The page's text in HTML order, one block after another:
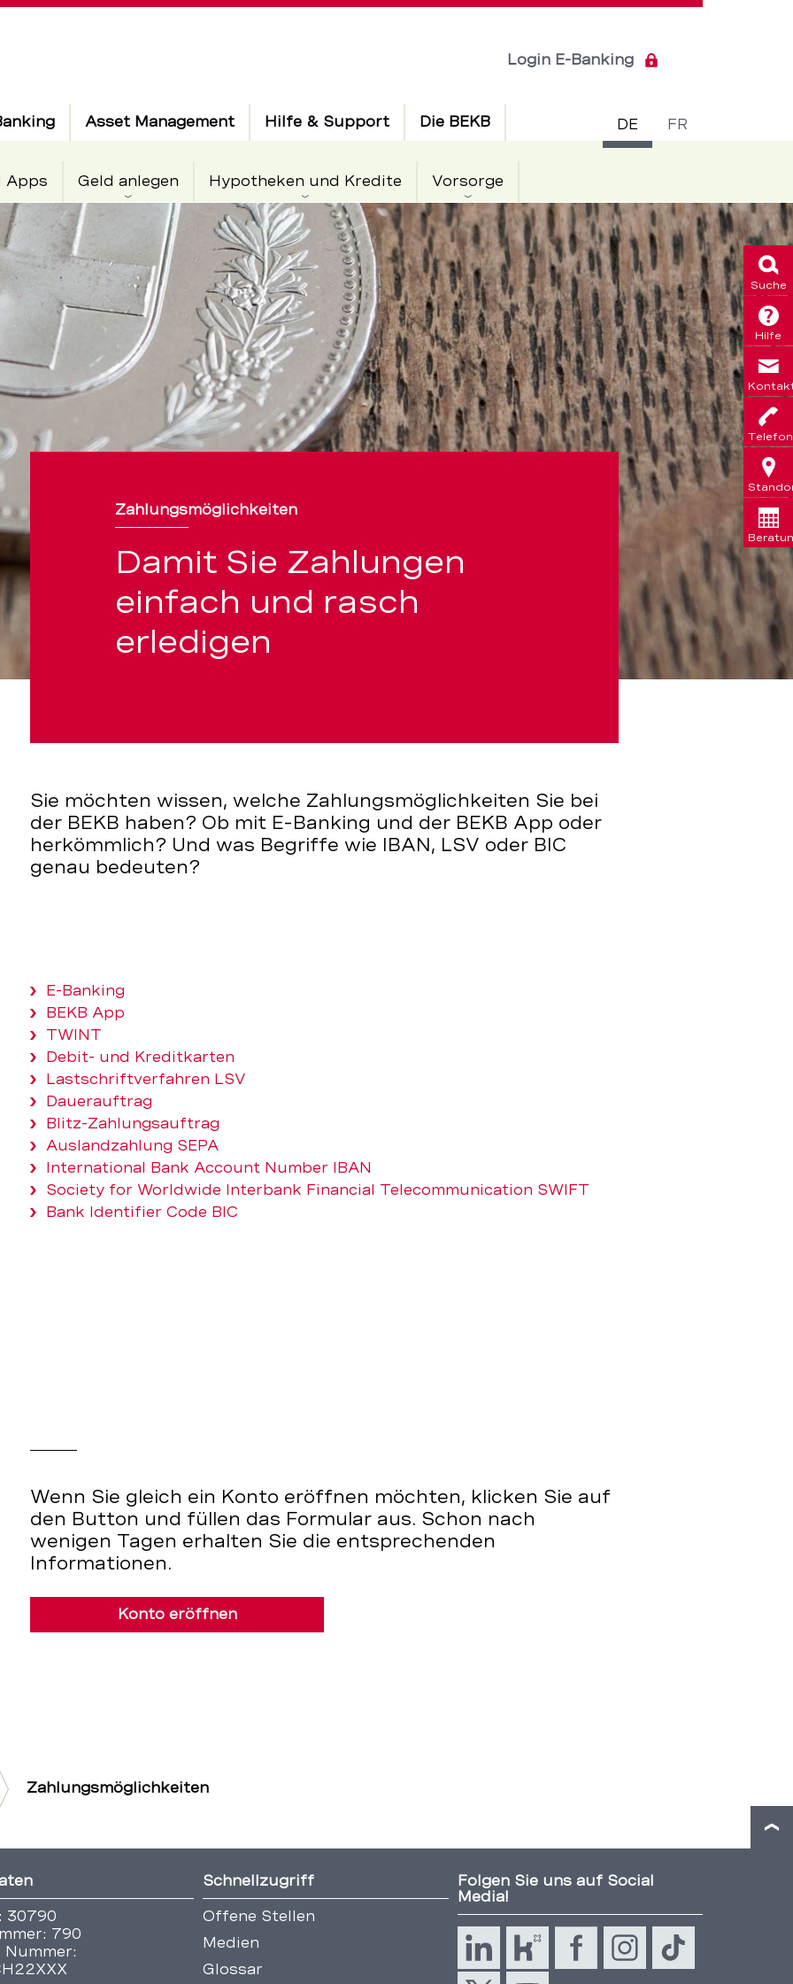
DE FR
Login E-Banking
Apps Geld anlegen Hypotheken und Kredite Vorsorge
Asset Management Hilfe & Support Die BEKB
Suche
Hilfe
Telefon
Zahlungsmöglichkeiten
Damit Sie Zahlungen
einfach und rasch
erledigen
Sie möchten wissen, welche Zahlungsmöglichkeiten Sie bei
der BEKB haben? Ob mit E-Banking und der BEKB App oder
herkömmlich? Und was Begriffe wie IBAN, LSV oder BIC
genau bedeuten?
E-Banking
BEKB App
TWINT
Debit- und Kreditkarten
Lastschriftverfahren LSV
Dauerauftrag
Blitz-Zahlungsauftrag
Auslandzahlung SEPA
International Bank Account Number IBAN
Society for Worldwide Interbank Financial Telecommunication SWIFT
Bank Identifier Code BIC
Wenn Sie gleich ein Konto eröffnen möchten, klicken Sie auf
den Button und füllen das Formular aus. Schon nach
wenigen Tagen erhalten Sie die entsprechenden
Informationen.
Konto eröffnen
Zahlungsmöglichkeiten
30790
790
Nummer:
Schnellzugriff
Offene Stellen
Medien
Glossar
Folgen Sie uns auf Social
Media!